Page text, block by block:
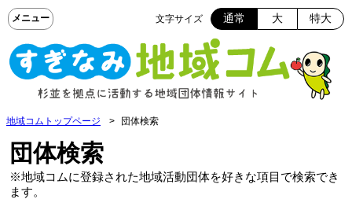
文字サイズ 通常 大 特大
地域コムトップページ 団体検索
団体検索
※地域コムに登録された地域活動団体を好きな項目で検索でき
ます。